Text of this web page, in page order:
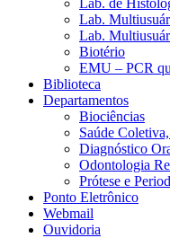
Lab. de
Lab.
Lab.
Biotério
EMU – PCR
Biblioteca
Departamentos
Biociências
Saúde
Diagnóstico
Odontologia
Prótese e
Ponto Eletrônico
Webmail
Ouvidoria